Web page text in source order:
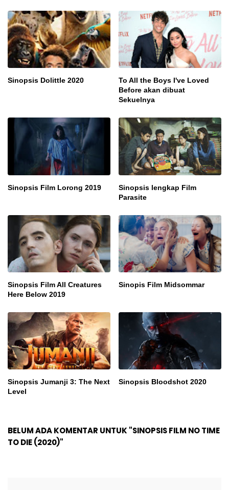
Sinopsis Dolittle 2020
To All the Boys I've Loved
Before akan dibuat
Sekuelnya
Sinopsis Film Lorong 2019
Sinopsis lengkap Film
Parasite
Sinopsis Film All Creatures
Here Below 2019
Sinopis Film Midsommar
Sinopsis Jumanji 3: The Next
Level
Sinopsis Bloodshot 2020
BELUM ADA KOMENTAR UNTUK "SINOPSIS FILM NO TIME
TO DIE (2020)"